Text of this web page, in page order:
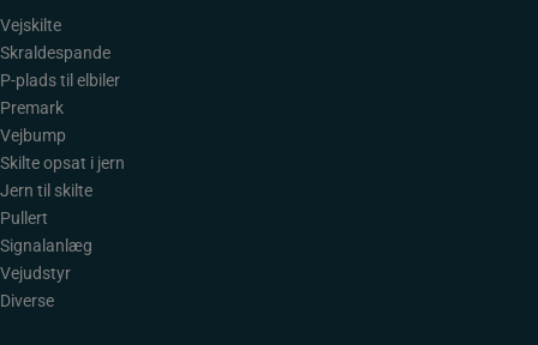
Vejskilte
Skraldespande
P-plads til elbiler
Premark
Vejbump
Skilte opsat i jern
Jern til skilte
Pullert
Signalanlæg
Vejudstyr
Diverse